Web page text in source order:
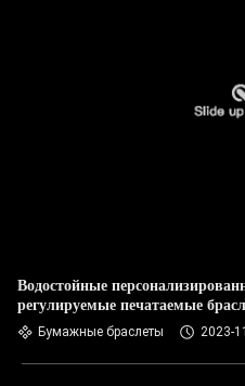
Водостойные
регулируемые печатаемые
Бумажные браслеты 2023-